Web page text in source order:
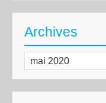
Archives
Archives